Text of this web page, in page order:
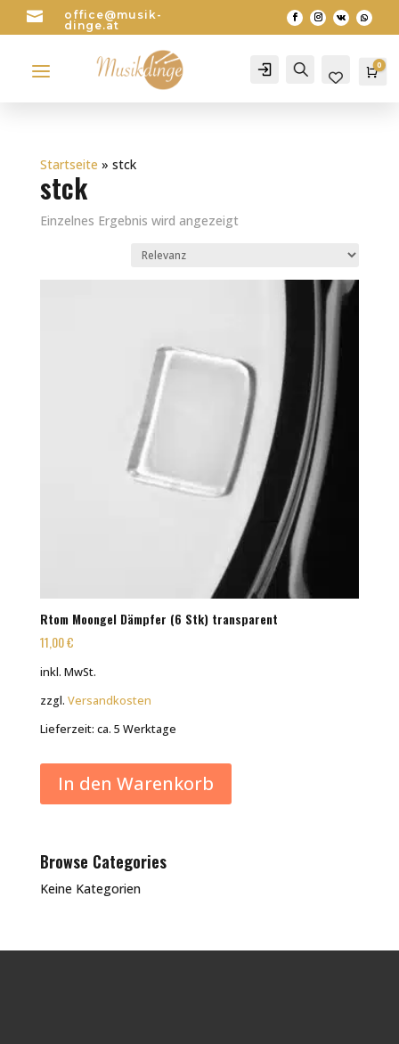

office@musik-
dinge.at
a Account Search 0
Startseite » stck
stck
Einzelnes Ergebnis wird angezeigt
Rtom Moongel Dämpfer (6 Stk) transparent
11,00€
inkl. MwSt.
zzgl. Versandkosten
Lieferzeit: ca. 5 Werktage
In den Warenkorb
Browse Categories
Keine Kategorien